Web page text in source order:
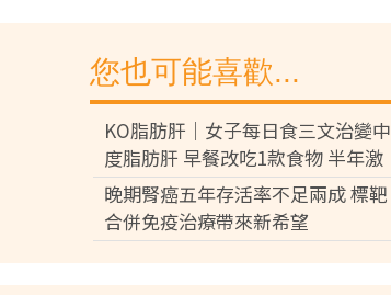
您也可能喜歡...
KO脂肪肝｜女子每日食三文治變中
度脂肪肝 早餐改吃1款食物 半年激
減15磅逆轉脂肪肝
晚期腎癌五年存活率不足兩成 標靶
合併免疫治療帶來新希望